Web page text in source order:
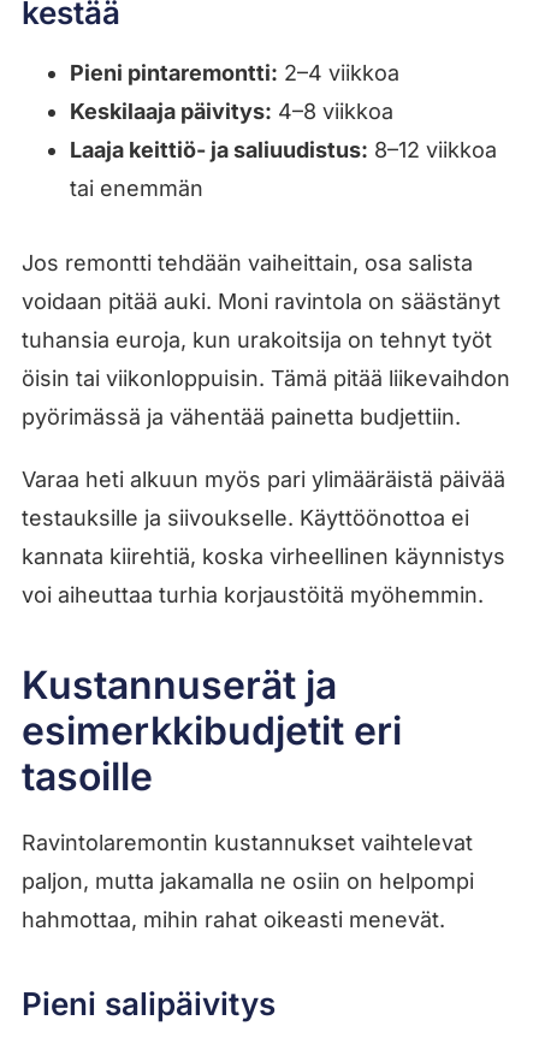
kestää
Pieni pintaremontti: 2–4 viikkoa
Keskilaaja päivitys: 4–8 viikkoa
Laaja keittiö- ja saliuudistus: 8–12 viikkoa
tai enemmän
Jos remontti tehdään vaiheittain, osa salista
voidaan pitää auki. Moni ravintola on säästänyt
tuhansia euroja, kun urakoitsija on tehnyt työt
öisin tai viikonloppuisin. Tämä pitää liikevaihdon
pyörimässä ja vähentää painetta budjettiin.
Varaa heti alkuun myös pari ylimääräistä päivää
testauksille ja siivoukselle. Käyttöönottoa ei
kannata kiirehtiä, koska virheellinen käynnistys
voi aiheuttaa turhia korjaustöitä myöhemmin.
Kustannuserät ja
esimerkkibudjetit eri
tasoille
Ravintolaremontin kustannukset vaihtelevat
paljon, mutta jakamalla ne osiin on helpompi
hahmottaa, mihin rahat oikeasti menevät.
Pieni salipäivitys